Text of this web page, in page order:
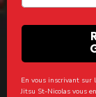
En vous inscrivant sur
Jitsu St-Nicolas vous